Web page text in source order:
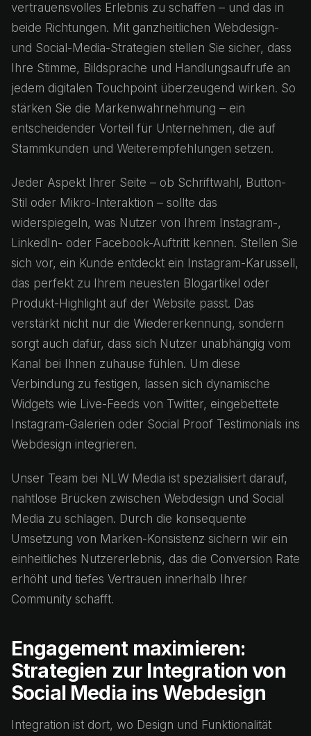
vertrauensvolles Erlebnis zu schaffen – und das in
beide Richtungen. Mit ganzheitlichen Webdesign-
und Social-Media-Strategien stellen Sie sicher, dass
Ihre Stimme, Bildsprache und Handlungsaufrufe an
jedem digitalen Touchpoint überzeugend wirken. So
stärken Sie die Markenwahrnehmung – ein
entscheidender Vorteil für Unternehmen, die auf
Stammkunden und Weiterempfehlungen setzen.
Jeder Aspekt Ihrer Seite – ob Schriftwahl, Button-
Stil oder Mikro-Interaktion – sollte das
widerspiegeln, was Nutzer von Ihrem Instagram-,
LinkedIn- oder Facebook-Auftritt kennen. Stellen Sie
sich vor, ein Kunde entdeckt ein Instagram-Karussell,
das perfekt zu Ihrem neuesten Blogartikel oder
Produkt-Highlight auf der Website passt. Das
verstärkt nicht nur die Wiedererkennung, sondern
sorgt auch dafür, dass sich Nutzer unabhängig vom
Kanal bei Ihnen zuhause fühlen. Um diese
Verbindung zu festigen, lassen sich dynamische
Widgets wie Live-Feeds von Twitter, eingebettete
Instagram-Galerien oder Social Proof Testimonials ins
Webdesign integrieren.
Unser Team bei NLW Media ist spezialisiert darauf,
nahtlose Brücken zwischen Webdesign und Social
Media zu schlagen. Durch die konsequente
Umsetzung von Marken-Konsistenz sichern wir ein
einheitliches Nutzererlebnis, das die Conversion Rate
erhöht und tiefes Vertrauen innerhalb Ihrer
Community schafft.
Engagement maximieren:
Strategien zur Integration von
Social Media ins Webdesign
Integration ist dort, wo Design und Funktionalität